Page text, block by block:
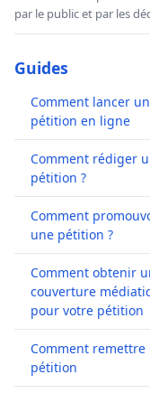
par le public et par les
Guides
Comment lancer
pétition en ligne
Comment rédiger
pétition ?
Comment
une pétition ?
Comment obtenir
couverture
pour votre pétition
Comment remettre
pétition